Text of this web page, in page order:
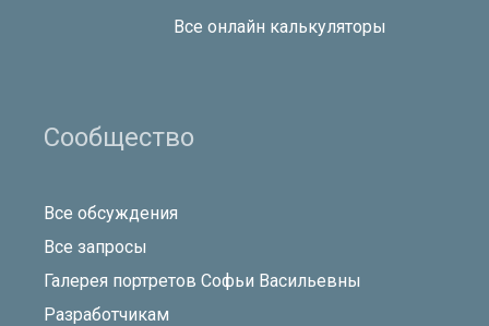
Все онлайн калькуляторы
Сообщество
Все обсуждения
Все запросы
Галерея портретов Софьи Васильевны
Разработчикам